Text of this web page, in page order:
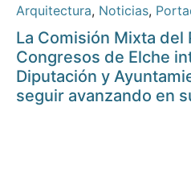
Arquitectura, Noticias,
La Comisión Mixta del
Congresos de Elche
Diputación y
seguir avanzando en